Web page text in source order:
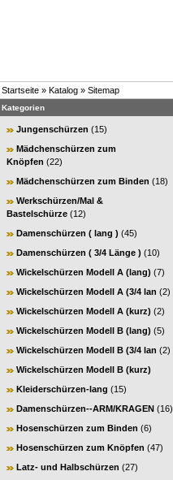
Startseite » Katalog » Sitemap
Kategorien
Jungenschürzen (15)
Mädchenschürzen zum
Knöpfen (22)
Mädchenschürzen zum Binden (18)
Werkschürzen/Mal &
Bastelschürze (12)
Damenschürzen ( lang ) (45)
Damenschürzen ( 3/4 Länge ) (10)
Wickelschürzen Modell A (lang) (7)
Wickelschürzen Modell A (3/4 lan (2)
Wickelschürzen Modell A (kurz) (2)
Wickelschürzen Modell B (lang) (5)
Wickelschürzen Modell B (3/4 lan (2)
Wickelschürzen Modell B (kurz)
Kleiderschürzen-lang (15)
Damenschürzen--ARM/KRAGEN (16)
Hosenschürzen zum Binden (6)
Hosenschürzen zum Knöpfen (47)
Latz- und Halbschürzen (27)